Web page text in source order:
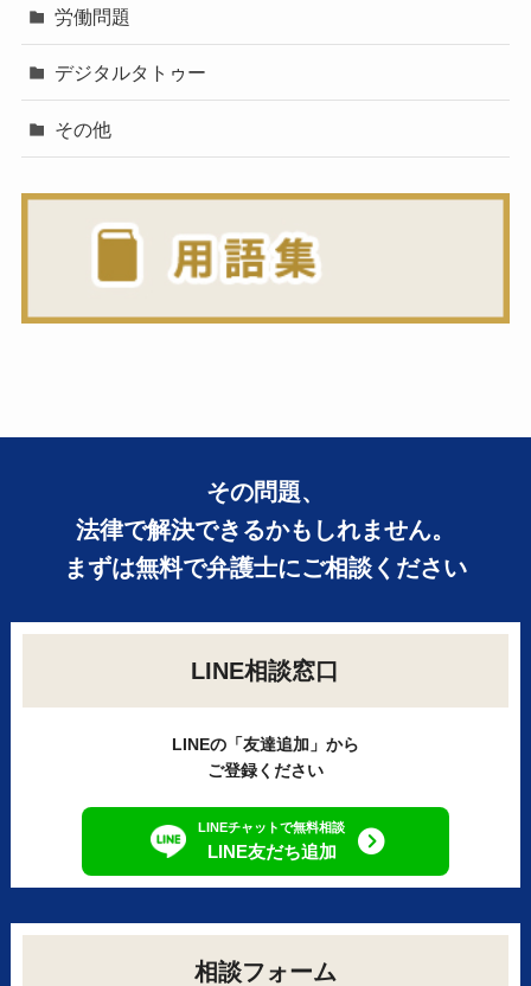
労働問題
デジタルタトゥー
その他
その問題、
法律で解決できるかもしれません。
まずは無料で弁護士にご相談ください
LINE相談窓口
LINEの「友達追加」から
ご登録ください
LINEチャットで無料相談
LINE友だち追加
相談フォーム